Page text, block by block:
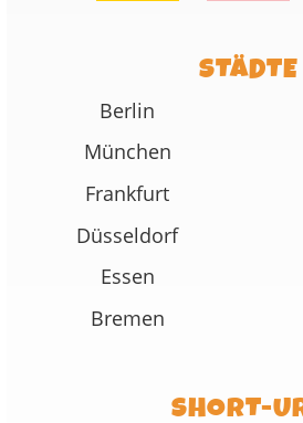
STÄDTE
Berlin
München
Frankfurt
Düsseldorf
Essen
Bremen
SHORT-